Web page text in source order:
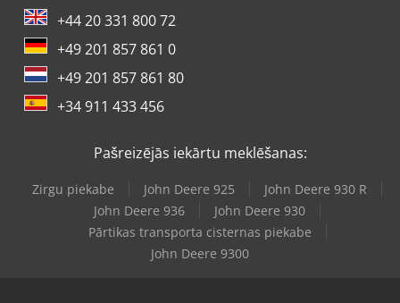
+44 20 331 800 72
+49 201 857 861 0
+49 201 857 861 80
+34 911 433 456
Pašreizējās iekārtu meklēšanas:
Zirgu piekabe John Deere 925
John Deere 930 R
John Deere 936
John Deere 930
Pārtikas transporta cisternas piekabe
John Deere 9300